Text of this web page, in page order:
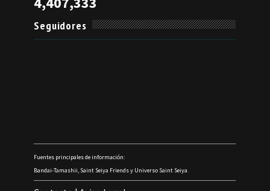
Seguidores
Fuentes principales de información:
Bandai-Tamashii, Saint Seiya Friends y Universo Saint Seiya.